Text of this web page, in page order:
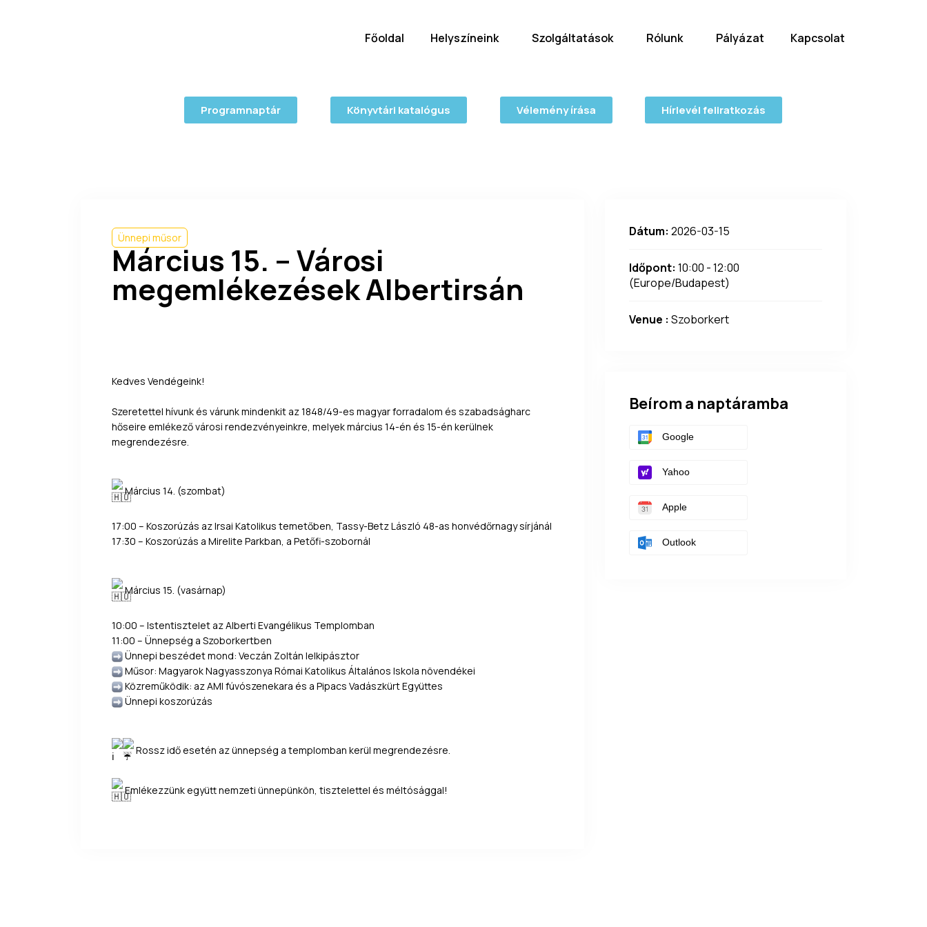
Főoldal Helyszíneink Szolgáltatások Rólunk Pályázat Kapcsolat
Programnaptár Könyvtári katalógus Vélemény írása Hírlevél feliratkozás
Ünnepi műsor
Március 15. – Városi
megemlékezések Albertirsán
Kedves Vendégeink!
Szeretettel hívunk és várunk mindenkit az 1848/49-es magyar forradalom és szabadságharc
hőseire emlékező városi rendezvényeinkre, melyek március 14-én és 15-én kerülnek
megrendezésre.
Március 14. (szombat)
17:00 – Koszorúzás az Irsai Katolikus temetőben, Tassy-Betz László 48-as honvédőrnagy sírjánál
17:30 – Koszorúzás a Mirelite Parkban, a Petőfi-szobornál
Március 15. (vasárnap)
10:00 – Istentisztelet az Alberti Evangélikus Templomban
11:00 – Ünnepség a Szoborkertben
Ünnepi beszédet mond: Veczán Zoltán lelkipásztor
Műsor: Magyarok Nagyasszonya Római Katolikus Általános Iskola növendékei
Közreműködik: az AMI fúvószenekara és a Pipacs Vadászkürt Együttes
Ünnepi koszorúzás
Rossz idő esetén az ünnepség a templomban kerül megrendezésre.
Emlékezzünk együtt nemzeti ünnepünkön, tisztelettel és méltósággal!
Dátum: 2026-03-15
Időpont: 10:00 - 12:00
(Europe/Budapest)
Venue : Szoborkert
Beírom a naptáramba
Google
Yahoo
Apple
Outlook